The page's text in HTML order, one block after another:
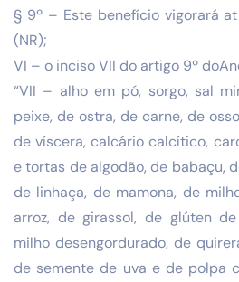
§ 9º – Este benefício vigorará
(NR);
VI – o inciso VII do artigo 9º
“VII – alho em pó, sorgo, sal
peixe, de ostra, de carne, de
de víscera, calcário calcítico,
e tortas de algodão, de babaçu,
de linhaça, de mamona, de
arroz, de girassol, de glúten
milho desengordurado, de
de semente de uva e de polpa